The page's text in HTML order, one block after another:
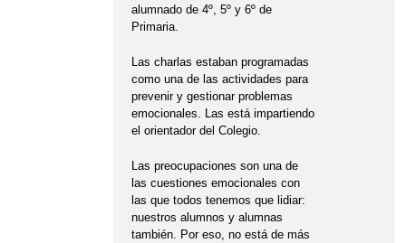
alumnado de 4º, 5º y 6º de
Primaria.
Las charlas estaban programadas
como una de las actividades para
prevenir y gestionar problemas
emocionales. Las está impartiendo
el orientador del Colegio.
Las preocupaciones son una de
las cuestiones emocionales con
las que todos tenemos que lidiar:
nuestros alumnos y alumnas
también. Por eso, no está de más